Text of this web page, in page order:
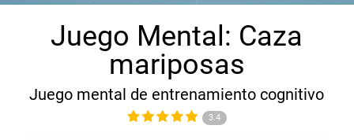
Juego Mental: Caza
mariposas
Juego mental de entrenamiento cognitivo
3.4